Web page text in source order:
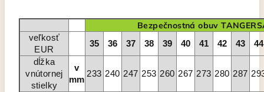
Bezpečnostná obuv
veľkosť
EUR
35 36 37 38 39 40 41 42 43
44
dĺžka
vnútornej
stielky
v
mm
233 240 247 253 260 267 273 280 287